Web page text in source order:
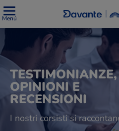
Menú
TESTIMONIANZE,
OPINIONI E
RECENSIONI
I nostri corsisti si